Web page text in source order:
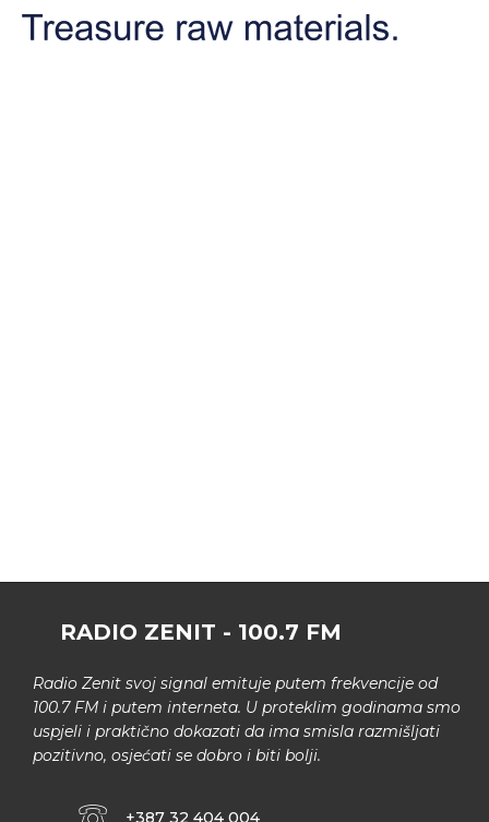
RADIO ZENIT - 100.7 FM
Radio Zenit svoj signal emituje putem frekvencije od
100.7 FM i putem interneta. U proteklim godinama smo
uspjeli i praktično dokazati da ima smisla razmišljati
pozitivno, osjećati se dobro i biti bolji.
+387 32 404 004